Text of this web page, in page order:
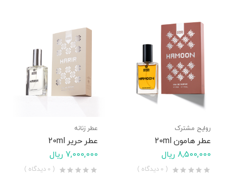
روایح مشترک
عطر هامون 20ml
8,500,000 ریال
( 0 دیدگاه )
عطر زنانه
عطر حریر 20ml
7,000,000 ریال
( 0 دیدگاه )